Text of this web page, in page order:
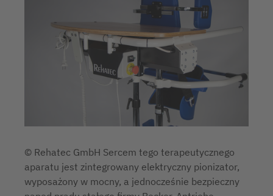
© Rehatec GmbH Sercem tego terapeutycznego
aparatu jest zintegrowany elektryczny pionizator,
wyposażony w mocny, a jednocześnie bezpieczny